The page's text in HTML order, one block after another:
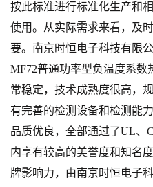
按此标准进行标准化生产和
使用。从实际需求来看， 及
要。南京时恒电子科技有限
MF72普通功率型负温度系数
常稳定，技术成熟度很高，
有完善的检测设备和检测能力
品质优良，全部通过了UL、
内享有较高的美誉度和知名度
牌影响力，由南京时恒电子